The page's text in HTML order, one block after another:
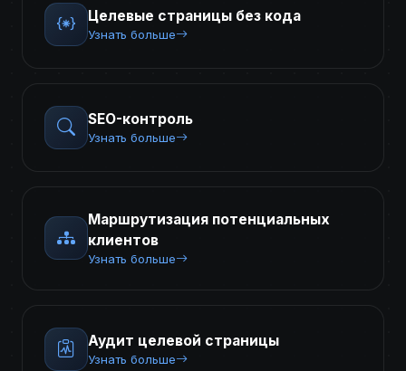
Целевые страницы без кода
Узнать больше
SEO-контроль
Узнать больше
Маршрутизация потенциальных
клиентов
Узнать больше
Аудит целевой страницы
Узнать больше